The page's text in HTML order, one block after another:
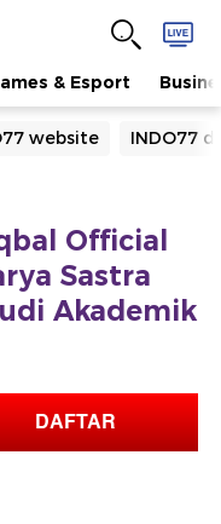
& Esport
website INDO77
Official
Sastra
Akademik
DAFTAR